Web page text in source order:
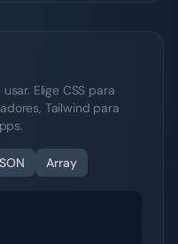
Elige CSS para
Tailwind para
Array